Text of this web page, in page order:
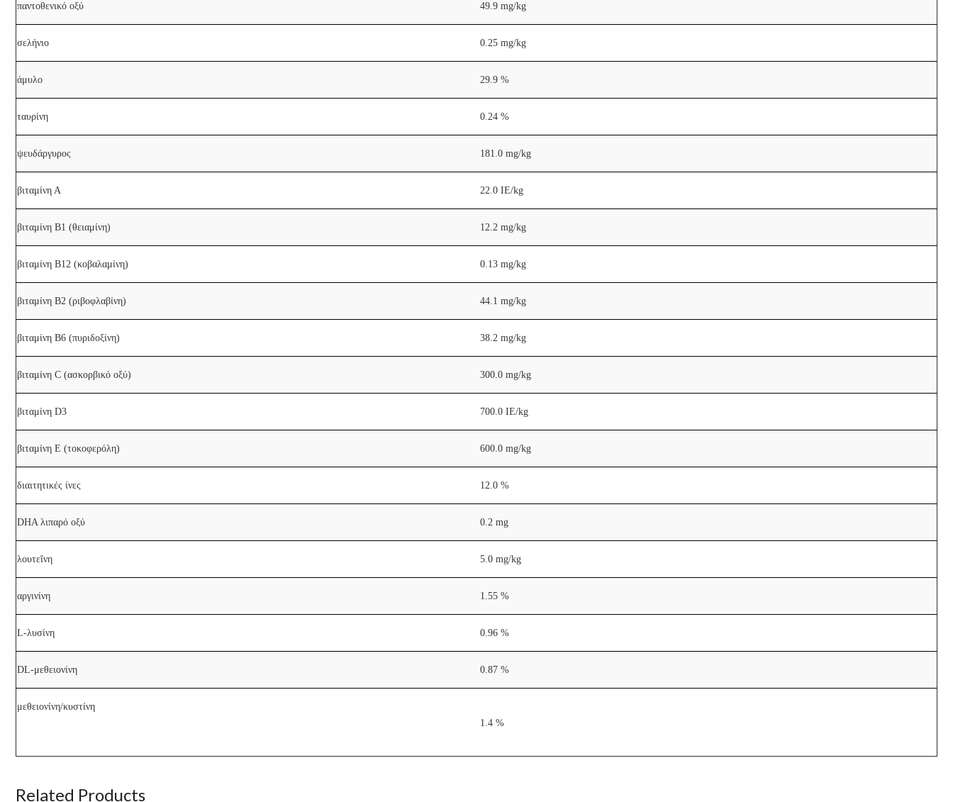
παντοθενικό οξύ 49.9 mg/kg
σελήνιο 0.25 mg/kg
άμυλο 29.9 %
ταυρίνη 0.24 %
ψευδάργυρος 181.0 mg/kg
βιταμίνη Α 22.0 IE/kg
βιταμίνη Β1 (θειαμίνη) 12.2 mg/kg
βιταμίνη Β12 (κοβαλαμίνη) 0.13 mg/kg
βιταμίνη Β2 (ριβοφλαβίνη) 44.1 mg/kg
βιταμίνη Β6 (πυριδοξίνη) 38.2 mg/kg
βιταμίνη C (ασκορβικό οξύ) 300.0 mg/kg
βιταμίνη D3 700.0 IE/kg
βιταμίνη Ε (τοκοφερόλη) 600.0 mg/kg
διαιτητικές ίνες 12.0 %
DHA λιπαρό οξύ 0.2 mg
λουτεΐνη 5.0 mg/kg
αργινίνη 1.55 %
L-λυσίνη 0.96 %
DL-μεθειονίνη 0.87 %
μεθειονίνη/κυστίνη
1.4 %
Related Products